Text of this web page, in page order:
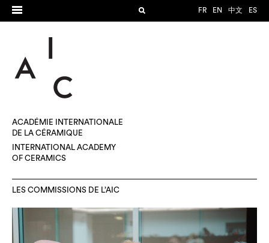
FR EN 中文 ES
ACADÉMIE INTERNATIONALE
DE LA CÉRAMIQUE
INTERNATIONAL ACADEMY
OF CERAMICS
LES COMMISSIONS DE L’AIC